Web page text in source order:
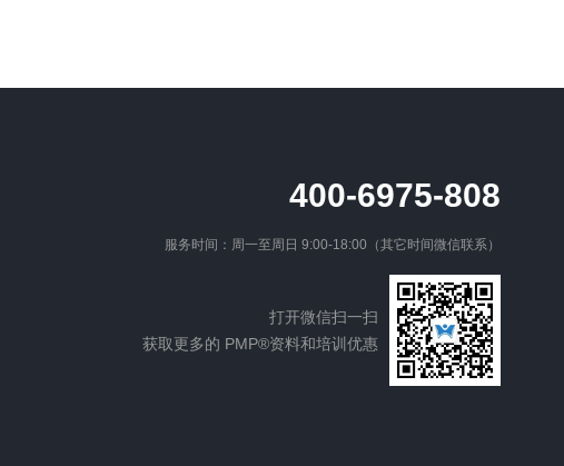
400-6975-808
服务时间：周一至周日 9:00-18:00（其它时间微信联系）
打开微信扫一扫
获取更多的 PMP®资料和培训优惠